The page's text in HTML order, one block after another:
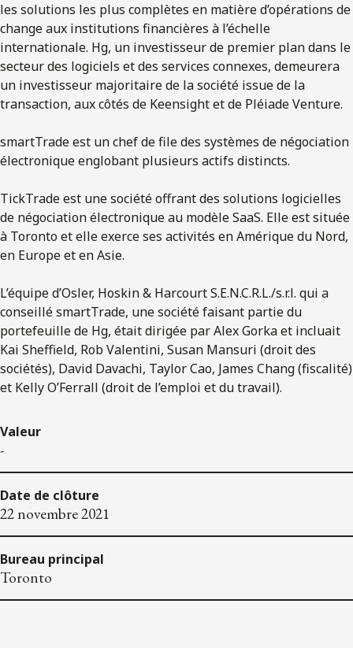
les solutions les plus complètes en matière d’opérations de
change aux institutions financières à l’échelle
internationale. Hg, un investisseur de premier plan dans le
secteur des logiciels et des services connexes, demeurera
un investisseur majoritaire de la société issue de la
transaction, aux côtés de Keensight et de Pléiade Venture.
smartTrade est un chef de file des systèmes de négociation
électronique englobant plusieurs actifs distincts.
TickTrade est une société offrant des solutions logicielles
de négociation électronique au modèle SaaS. Elle est située
à Toronto et elle exerce ses activités en Amérique du Nord,
en Europe et en Asie.
L’équipe d’Osler, Hoskin & Harcourt S.E.N.C.R.L./s.r.l. qui a
conseillé smartTrade, une société faisant partie du
portefeuille de Hg, était dirigée par Alex Gorka et incluait
Kai Sheffield, Rob Valentini, Susan Mansuri (droit des
sociétés), David Davachi, Taylor Cao, James Chang (fiscalité)
et Kelly O’Ferrall (droit de l’emploi et du travail).
Valeur
-
Date de clôture
22 novembre 2021
Bureau principal
Toronto